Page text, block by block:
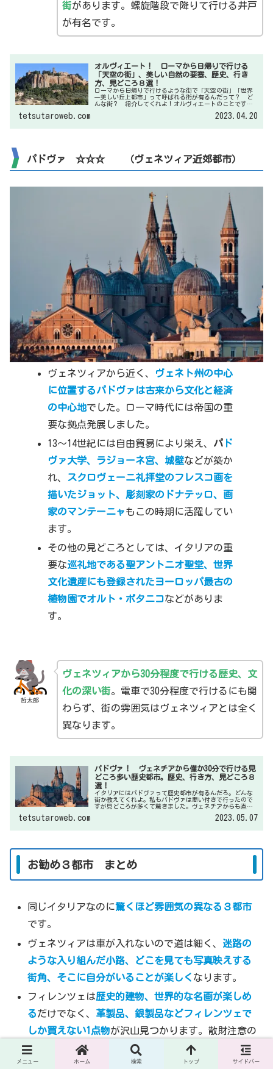
街があります。螺旋階段で降りて行ける井戸
が有名です。
オルヴィエート！ ローマから日帰りで行ける
「天空の街」、美しい自然の要塞、歴史、行き
方、見どころ８選！
ローマから日帰りで行けるような街で「天空の街」「世界
一美しい丘上都市」って呼ばれる街が有るんだって？ ど
んな街？ 紹介してくれよ！オルヴィエートのことです
tetsutaroweb.com 2023.04.20
パドヴァ ☆☆☆ （ヴェネツィア近郊都市）
ヴェネツィアから近く、 ヴェネト州の中心
に位置するパドヴァは古来から文化と経済
の中心地でした。ローマ時代には帝国の重
要な拠点発展しました。
13～14世紀には自由貿易により栄え、 パ ド
ヴァ大学、ラジョーネ宮、城壁などが築か
れ、 スクロヴェーニ礼拝堂のフレスコ画を
描いたジョット、彫刻家のドナテッロ、画
家のマンテーニャもこの時期に活躍してい
ます。
その他の見どころとしては、イタリアの重
要な巡礼地である聖アントニオ聖堂、世界
文化遺産にも登録されたヨーロッパ最古の
植物園でオルト・ボタニコなどがありま
す。
哲太郎
ヴェネツィアから30分程度で行ける歴史、文
化の深い街。電車で30分程度で行けるにも関
わらず、街の雰囲気はヴェネツィアとは全く
異なります。
パドヴァ！ ヴェネチアから僅か30分で行ける見
どころ多い歴史都市。歴史、行き方、見どころ８
選！
イタリアにはパドヴァって歴史都市が有るんだろ。どんな
街か教えてくれよ。私もパドヴァは思い付きで行ったので
すが見どころが多くて驚きました。ヴェネチアからも直ぐ
tetsutaroweb.com 2023.05.07
お勧め３都市 まとめ
同じイタリアなのに驚くほど雰囲気の異なる３都市
です。
ヴェネツィアは車が入れないので道は細く、 迷路の
ような入り組んだ小路、どこを見ても写真映えする
街角、そこに自分がいることが楽しく なります。
フィレンツェは歴史的建物、世界的な名画が楽しめ
るだけでなく、 革製品、銀製品などフィレンツェで
しか買えない1点物が沢山見つかります。散財注意の
街です。
ローマはそのものに圧倒されます。歴史、文化、街
メニュー ホーム 検索 トップ サイドバー